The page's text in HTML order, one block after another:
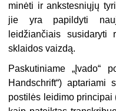
minėti ir ankstesniųjų
jie yra papildyti
leidžiančiais
sklaidos vaizdą.
Paskutiniame „Įvado“
Handschrift“) aptariami
postilės leidimo principai